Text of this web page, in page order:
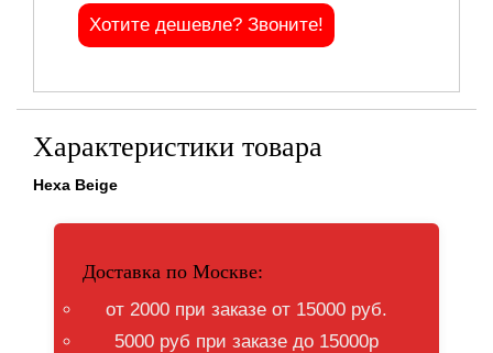
Хотите дешевле? Звоните!
Характеристики товара
Hexa Beige
Доставка по Москве:
от 2000 при заказе от 15000 руб.
5000 руб при заказе до 15000р